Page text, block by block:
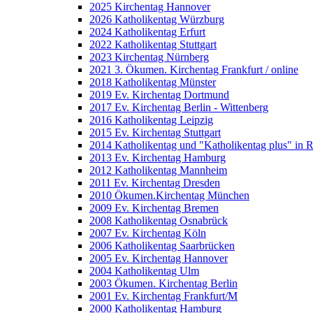
2025 Kirchentag Hannover
2026 Katholikentag Würzburg
2024 Katholikentag Erfurt
2022 Katholikentag Stuttgart
2023 Kirchentag Nürnberg
2021 3. Ökumen. Kirchentag Frankfurt / online
2018 Katholikentag Münster
2019 Ev. Kirchentag Dortmund
2017 Ev. Kirchentag Berlin - Wittenberg
2016 Katholikentag Leipzig
2015 Ev. Kirchentag Stuttgart
2014 Katholikentag und "Katholikentag plus" in
2013 Ev. Kirchentag Hamburg
2012 Katholikentag Mannheim
2011 Ev. Kirchentag Dresden
2010 Ökumen.Kirchentag München
2009 Ev. Kirchentag Bremen
2008 Katholikentag Osnabrück
2007 Ev. Kirchentag Köln
2006 Katholikentag Saarbrücken
2005 Ev. Kirchentag Hannover
2004 Katholikentag Ulm
2003 Ökumen. Kirchentag Berlin
2001 Ev. Kirchentag Frankfurt/M
2000 Katholikentag Hamburg